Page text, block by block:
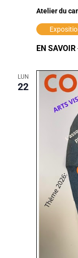
Atelier du
EN SAVOIR
LUN
22